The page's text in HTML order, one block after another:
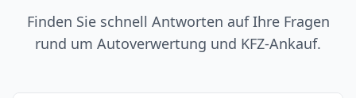
Finden Sie schnell Antworten auf Ihre Fragen
rund um Autoverwertung und KFZ-Ankauf.